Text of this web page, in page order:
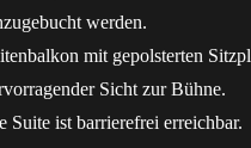
werden.
mit gepolsterten
Sicht zur Bühne.
Suite ist barrierefrei erreichbar.